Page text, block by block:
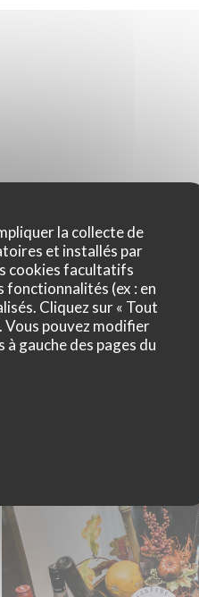
la collecte de
et installés par
cookies facultatifs
fonctionnalités (ex : en
Cliquez sur « Tout
Vous pouvez modifier
gauche des pages du